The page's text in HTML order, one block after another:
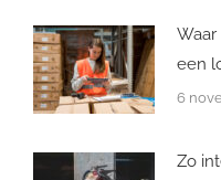
een
6
Zo